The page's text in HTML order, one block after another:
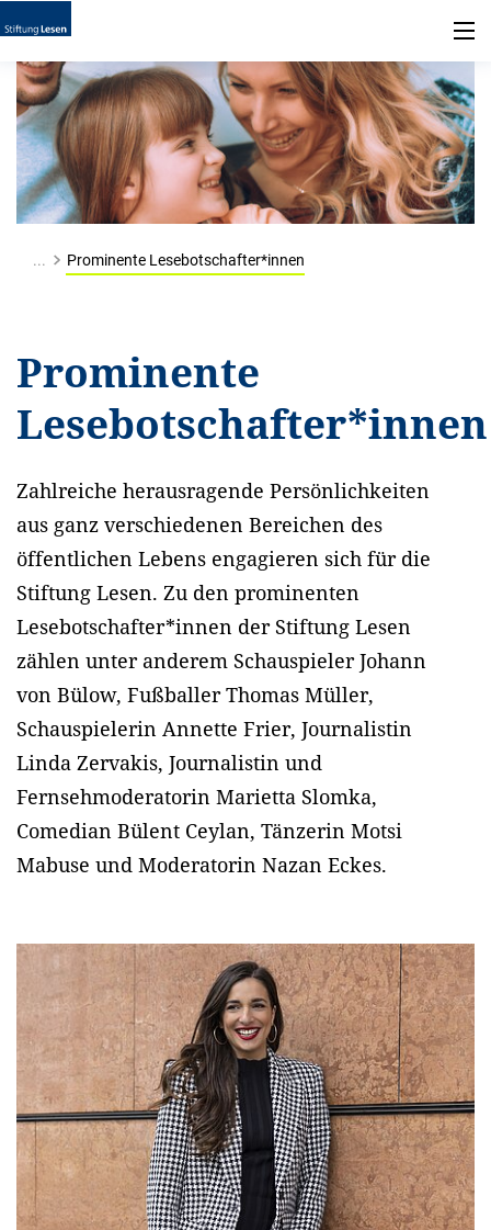
... Prominente Lesebotschafter*innen
Prominente
Lesebotschafter*innen
Zahlreiche herausragende Persönlichkeiten
aus ganz verschiedenen Bereichen des
öffentlichen Lebens engagieren sich für die
Stiftung Lesen. Zu den prominenten
Lesebotschafter*innen der Stiftung Lesen
zählen unter anderem Schauspieler Johann
von Bülow, Fußballer Thomas Müller,
Schauspielerin Annette Frier, Journalistin
Linda Zervakis, Journalistin und
Fernsehmoderatorin Marietta Slomka,
Comedian Bülent Ceylan, Tänzerin Motsi
Mabuse und Moderatorin Nazan Eckes.